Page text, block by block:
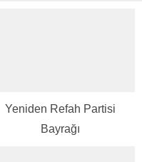
Yeniden Refah Partisi
Bayrağı